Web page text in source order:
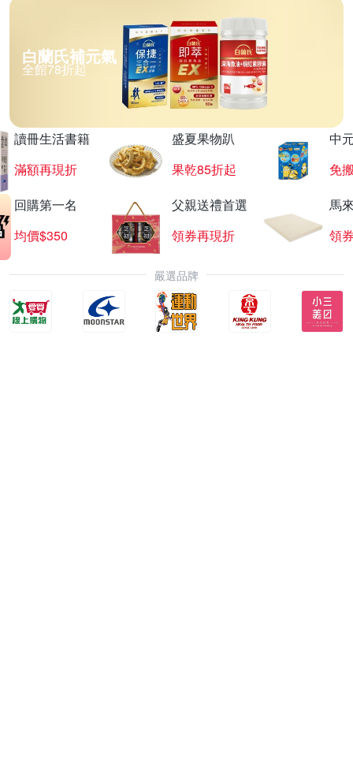
白蘭氏補元氣
全館78折起
讀冊生活書籍
滿額再現折
盛夏果物趴
果乾85折起
中
免
回購第一名
均價$350
父親送禮首選
領券再現折
馬
領
嚴選品牌